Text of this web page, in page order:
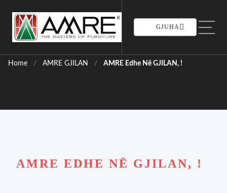
GJUHA
Home / AMRE GJILAN / AMRE Edhe Në GJILAN, !
AMRE EDHE NË GJILAN, !